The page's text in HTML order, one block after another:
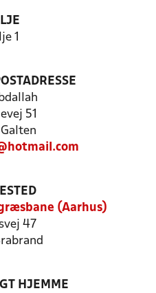
1
51
(Aarhus)
47
HJEMME